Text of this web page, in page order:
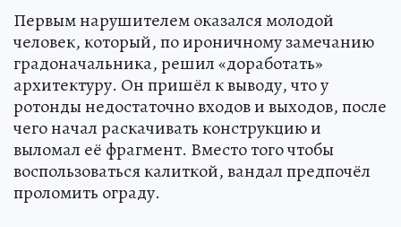
Первым нарушителем оказался молодой
человек, который, по ироничному замечанию
градоначальника, решил «доработать»
архитектуру. Он пришёл к выводу, что у
ротонды недостаточно входов и выходов, после
чего начал раскачивать конструкцию и
выломал её фрагмент. Вместо того чтобы
воспользоваться калиткой, вандал предпочёл
проломить ограду.